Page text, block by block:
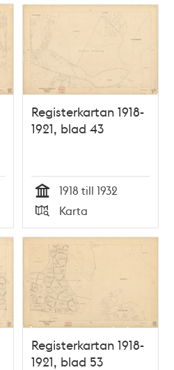
Registerkartan 1918-
1921, blad 43
Tid
1918 till 1932
Typ
Karta
Registerkartan 1918-
1921, blad 53